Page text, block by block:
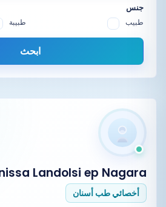
جنس
طبيب طبيبة
ابحث
Landolsi ep Nagara
أخصائي طب أسنان